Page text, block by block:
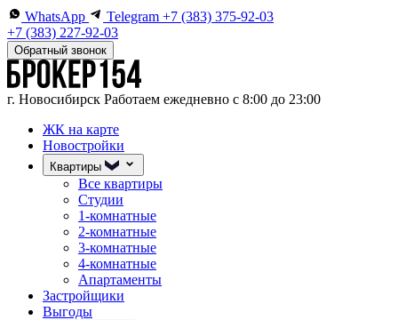
WhatsApp Telegram +7 (383) 375-92-03
+7 (383) 227-92-03
Обратный звонок
г. Новосибирск Работаем ежедневно с 8:00 до 23:00
ЖК на карте
Новостройки
Квартиры
Все квартиры
Студии
1-комнатные
2-комнатные
3-комнатные
4-комнатные
Апартаменты
Застройщики
Выгоды